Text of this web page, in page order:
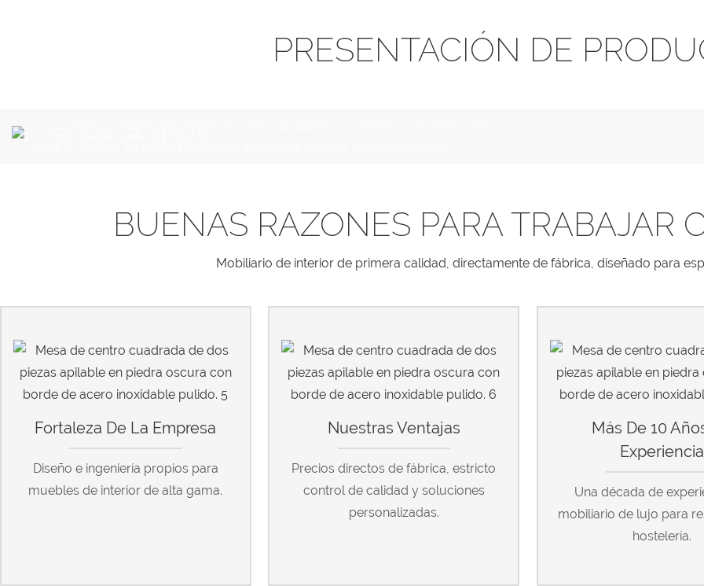
PRESENTACIÓN DE
BUENAS RAZONES PARA TRABAJAR
Mobiliario de interior de primera calidad, directamente de fábrica, diseñado para
Fortaleza De La Empresa
Diseño e ingeniería propios para
muebles de interior de alta gama.
Nuestras Ventajas
Precios directos de fábrica, estricto
control de calidad y soluciones
personalizadas.
Más De 10
Experiencia
Una década de
mobiliario de lujo para
hostelería.